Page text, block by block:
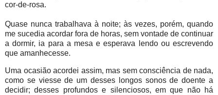
cor-de-rosa.
Quase nunca trabalhava à noite; às vezes, porém, quando
me sucedia acordar fora de horas, sem vontade de continuar
a dormir, ia para a mesa e esperava lendo ou escrevendo
que amanhecesse.
Uma ocasião acordei assim, mas sem consciência de nada,
como se viesse de um desses longos sonos de doente a
decidir; desses profundos e silenciosos, em que não há